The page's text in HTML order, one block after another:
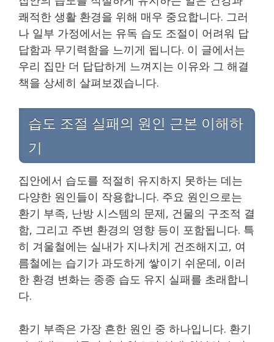
쾌적한 생활 환경을 위해 매우 중요합니다. 그러
나 일부 가정에서는 유독 습도 조절이 어려워 답
답함과 무기력함을 느끼게 됩니다. 이 글에서는
우리 집만 더 답답하게 느껴지는 이유와 그 해결
책을 상세히 살펴보겠습니다.
습도 조절 실패의 원인 근본 이해하
기
집안에서 습도를 적절히 유지하지 못하는 데는
다양한 원인들이 작용합니다. 주요 원인으로는
환기 부족, 난방 시스템의 문제, 건물의 구조적 결
함, 그리고 주변 환경의 영향 등이 포함됩니다. 특
히 겨울철에는 실내가 지나치게 건조해지고, 여
름철에는 습기가 과도하게 쌓이기 쉬운데, 이러
한 환경 변화는 종종 습도 유지 실패를 초래합니
다.
환기 부족은 가장 흔한 원인 중 하나입니다. 환기